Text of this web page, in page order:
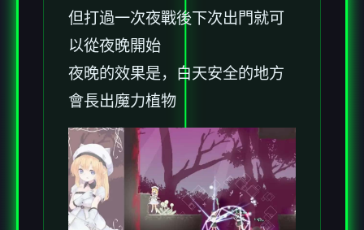
但打過一次夜戰後下次出門就可
以從夜晚開始
夜晚的效果是，白天安全的地方
會長出魔力植物